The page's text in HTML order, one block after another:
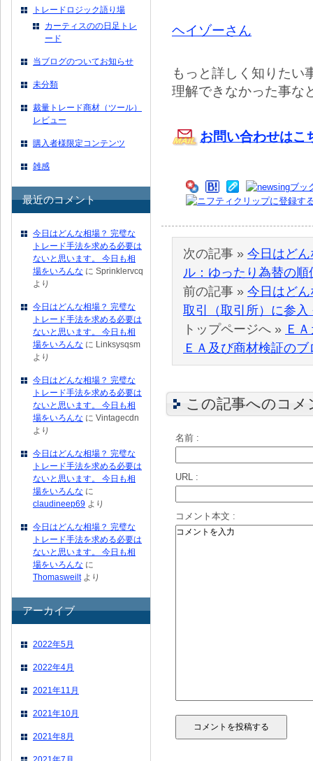
ヘイゾーさん
もっと詳しく知りたい
理解できなかった事な
お問い合わせはこ
次の記事 » 今日はど
ル：ゆったり為替の
前の記事 » 今日はど
取引（取引所）に参
トップページへ » Ｅ
ＥＡ及び商材検証のブ
この記事へのコメ
名前 :
URL :
コメント本文 :
トレードロジック語り場
カーティスのの日足トレ
ード
当ブログのついてお知らせ
未分類
裁量トレード商材（ツール）
レビュー
購入者様限定コンテンツ
雑感
最近のコメント
今日はどんな相場？ 完璧な
トレード手法を求める必要は
ないと思います。 今日も相
場をいろんな に Sprinklervcq
より
今日はどんな相場？ 完璧な
トレード手法を求める必要は
ないと思います。 今日も相
場をいろんな に Linksysqsm
より
今日はどんな相場？ 完璧な
トレード手法を求める必要は
ないと思います。 今日も相
場をいろんな に Vintagecdn
より
今日はどんな相場？ 完璧な
トレード手法を求める必要は
ないと思います。 今日も相
場をいろんな に
claudineep69 より
今日はどんな相場？ 完璧な
トレード手法を求める必要は
ないと思います。 今日も相
場をいろんな に
Thomasweiltより
アーカイブ
2022年5月
2022年4月
2021年11月
2021年10月
2021年8月